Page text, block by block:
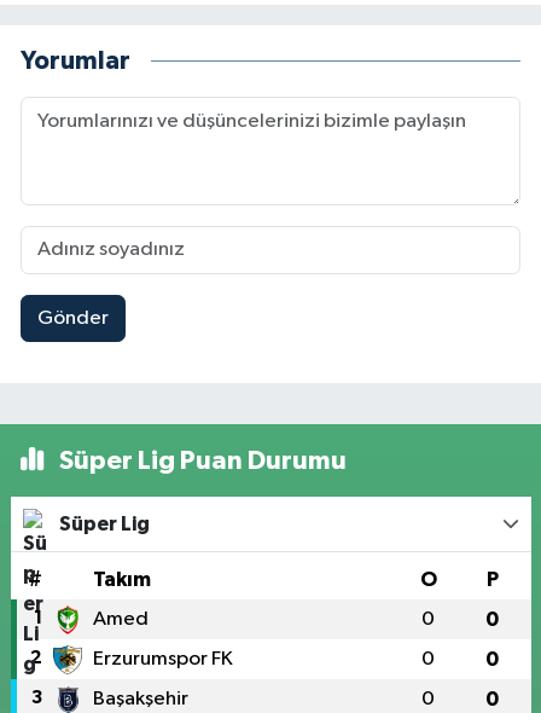
Yorumlar
Gönder
Süper Lig Puan Durumu
Süper Lig
# Takım O P
1 Amed 0 0
2 Erzurumspor FK 0 0
3 Başakşehir 0 0